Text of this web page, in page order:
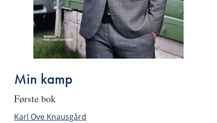
Min kamp
første bok
Karl Ove Knausgård